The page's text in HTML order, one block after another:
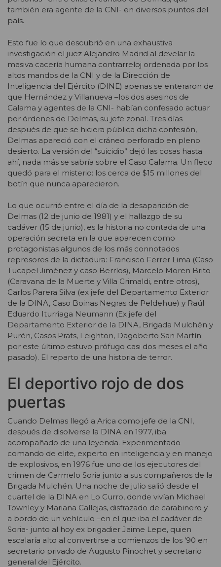
también era agente de la CNI- en diversos puntos del
país.
Esto fue lo que descubrió en una exhaustiva
investigación el juez Alejandro Madrid al develar la
masiva cacería humana contrarreloj ordenada por los
altos mandos de la CNI y de la Dirección de
Inteligencia del Ejército (DINE) apenas se enteraron de
que Hernández y Villanueva –los dos asesinos de
Calama y agentes de la CNI- habían confesado actuar
por órdenes de Delmas, su jefe zonal. Tres días
después de que se hiciera pública dicha confesión,
Delmas apareció con el cráneo perforado en pleno
desierto. La versión del “suicidio” dejó las cosas hasta
ahí, nada más se sabría sobre el Caso Calama. Un fleco
quedó para el misterio: los cerca de $15 millones del
botín que nunca aparecieron.
Lo que ocurrió entre el día de la desaparición de
Delmas (12 de junio de 1981) y el hallazgo de su
cadáver (15 de junio), es la historia no contada de una
operación secreta en la que aparecen como
protagonistas algunos de los más connotados
represores de la dictadura: Francisco Ferrer Lima (Caso
Tucapel Jiménez y caso Berríos), Marcelo Moren Brito
(Caravana de la Muerte y Villa Grimaldi, entre otros),
Carlos Parera Silva (ex jefe del Departamento Exterior
de la DINA, Caso Boinas Negras de Peldehue) y Raúl
Eduardo Iturriaga Neumann (Ex jefe del
Departamento Exterior de la DINA, Brigada Mulchén y
Purén, Casos Prats, Leighton, Dagoberto San Martín;
por este último estuvo prófugo casi dos meses el año
pasado). El reparto de una historia de terror.
El deportivo rojo de dos
puertas
Cuando Delmas llegó a Arica como jefe de la CNI,
después de disolverse la DINA en 1977, iba
acompañado de una leyenda. Experimentado
comando de elite, experto en inteligencia y en manejo
de explosivos, en 1976 fue uno de los ejecutores del
crimen de Carmelo Soria junto a sus compañeros de la
Brigada Mulchén. Una noche de julio salió desde el
cuartel de la DINA en Lo Curro, donde vivían Michael
Townley y Mariana Callejas, disfrazado de carabinero y
a bordo de un vehículo –en el que iba el cadáver de
Soria- junto al hoy ex brigadier Jaime Lepe, quien
escalaría alto al convertirse a comienzos de los ’90 en
secretario privado de Augusto Pinochet y secretario
general del Ejército.